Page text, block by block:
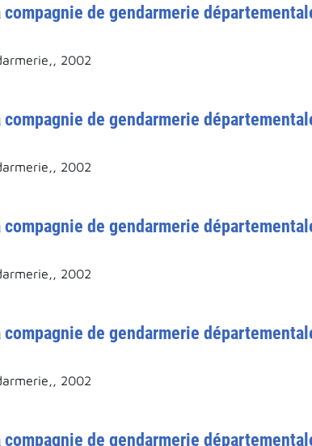
compagnie de gendarmerie
2002
de gendarmerie
2002
compagnie de gendarmerie
2002
de gendarmerie
2002
de gendarmerie